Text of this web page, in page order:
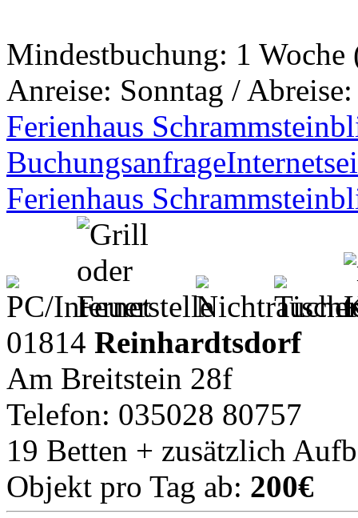
Mindestbuchung: 1 Woche
Anreise: Sonntag / Abreise:
Ferienhaus
Buchungsanfrage
Ferienhaus
01814 Reinhardtsdorf
Am Breitstein 28f
Telefon: 035028 80757
19 Betten + zusätzlich
Objekt pro Tag ab: 200€